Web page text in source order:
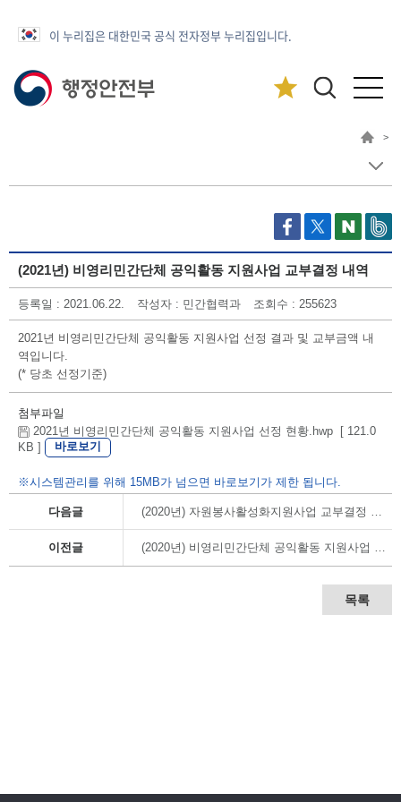
이 누리집은 대한민국 공식 전자정부 누리집입니다.
>
(2021년) 비영리민간단체 공익활동 지원사업 교부결정 내역
등록일 : 2021.06.22. 작성자 : 민간협력과 조회수 : 255623
2021년 비영리민간단체 공익활동 지원사업 선정 결과 및 교부금액 내
역입니다.
(* 당초 선정기준)
첨부파일
2021년 비영리민간단체 공익활동 지원사업 선정 현황.hwp [ 121.0
KB ]
바로보기
※시스템관리를 위해 15MB가 넘으면 바로보기가 제한 됩니다.
다음글 (2020년) 자원봉사활성화지원사업 교부결정 내역
이전글 (2020년) 비영리민간단체 공익활동 지원사업 교부결정 내역
목록